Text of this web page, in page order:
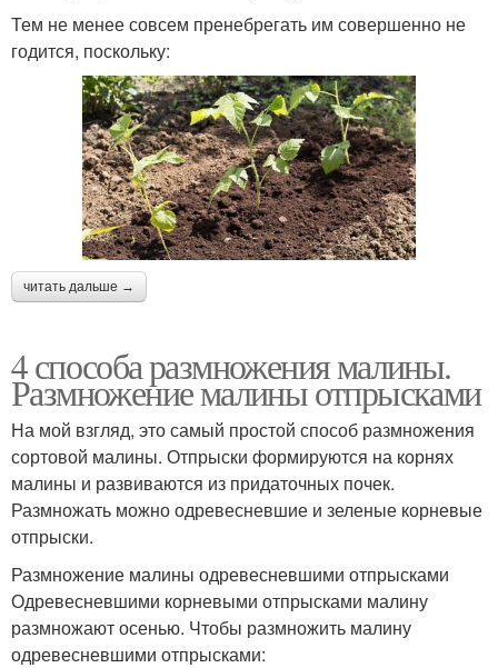
Тем не менее совсем пренебрегать им совершенно не
годится, поскольку:
читать дальше →
4 способа размножения малины.
Размножение малины отпрысками
На мой взгляд, это самый простой способ размножения
сортовой малины. Отпрыски формируются на корнях
малины и развиваются из придаточных почек.
Размножать можно одревесневшие и зеленые корневые
отпрыски.
Размножение малины одревесневшими отпрысками
Одревесневшими корневыми отпрысками малину
размножают осенью. Чтобы размножить малину
одревесневшими отпрысками: